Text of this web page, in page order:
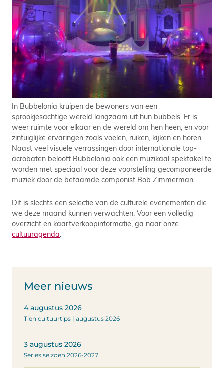
In Bubbelonia kruipen de bewoners van een
sprookjesachtige wereld langzaam uit hun bubbels. Er is
weer ruimte voor elkaar en de wereld om hen heen, en voor
zintuiglijke ervaringen zoals voelen, ruiken, kijken en horen.
Naast veel visuele verrassingen door internationale top-
acrobaten belooft Bubbelonia ook een muzikaal spektakel te
worden met speciaal voor deze voorstelling gecomponeerde
muziek door de befaamde componist Bob Zimmerman.
Dit is slechts een selectie van de culturele evenementen die
we deze maand kunnen verwachten. Voor een volledig
overzicht en kaartverkoopinformatie, ga naar onze
cultuuragenda
Meer nieuws
4 augustus 2026
Tien cultuurtips | augustus 2026
3 augustus 2026
Series seizoen 2026-2027